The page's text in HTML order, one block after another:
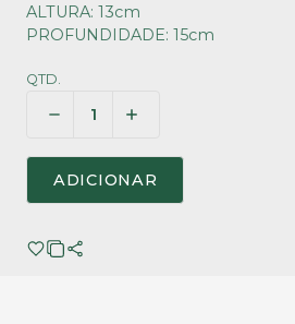
ALTURA: 13cm
PROFUNDIDADE: 15cm
QTD.
ADICIONAR